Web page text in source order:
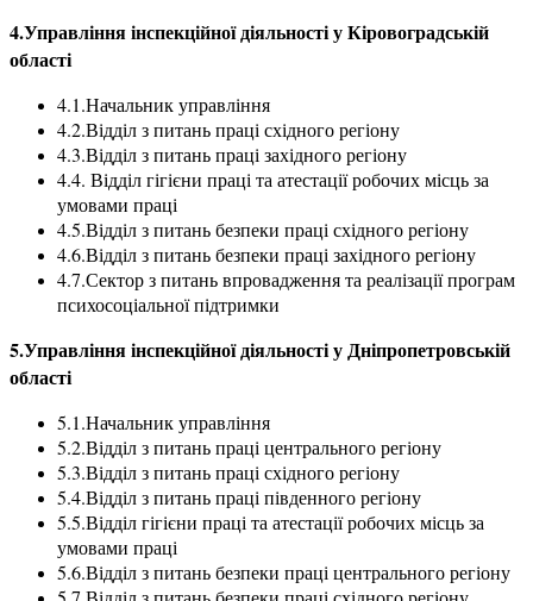
4.Управління інспекційної діяльності у Кіровоградській
області
4.1.Начальник управління
4.2.Відділ з питань праці східного регіону
4.3.Відділ з питань праці західного регіону
4.4. Відділ гігієни праці та атестації робочих місць за
умовами праці
4.5.Відділ з питань безпеки праці східного регіону
4.6.Відділ з питань безпеки праці західного регіону
4.7.Сектор з питань впровадження та реалізації програм
психосоціальної підтримки
5.Управління інспекційної діяльності у Дніпропетровській
області
5.1.Начальник управління
5.2.Відділ з питань праці центрального регіону
5.3.Відділ з питань праці східного регіону
5.4.Відділ з питань праці південного регіону
5.5.Відділ гігієни праці та атестації робочих місць за
умовами праці
5.6.Відділ з питань безпеки праці центрального регіону